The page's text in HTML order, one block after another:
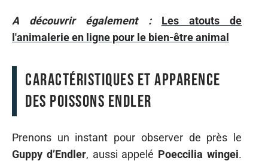
A découvrir également :
Les atouts de
l'animalerie en ligne pour le bien-être animal
Caractéristiques et apparence
des poissons Endler
Prenons un instant pour observer de près le
Guppy d’Endler, aussi appelé Poeccilia wingei.